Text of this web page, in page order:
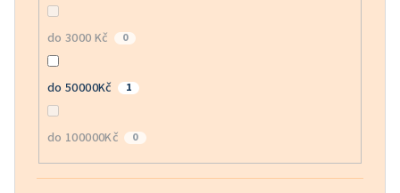
do 3000 Kč 0
do 50000Kč 1
do 100000Kč 0